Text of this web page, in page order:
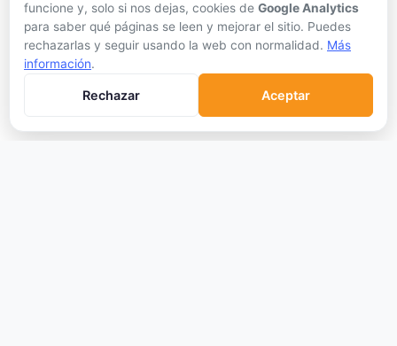
Cómo Comprar
Staking
DeFi
funcione y, solo si nos dejas, cookies de Google Analytics
para saber qué páginas se leen y mejorar el sitio. Puedes
rechazarlas y seguir usando la web con normalidad. Más
información.
Rechazar Aceptar